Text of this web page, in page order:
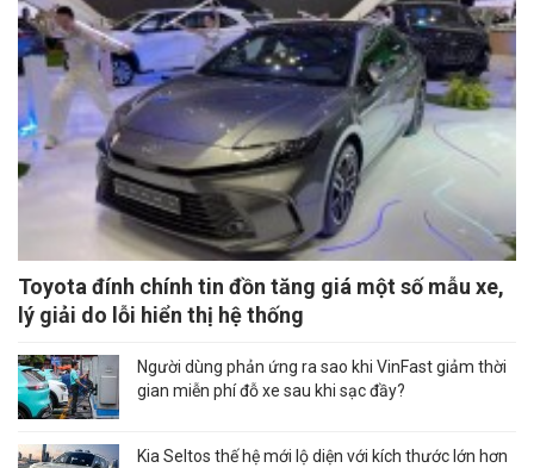
Toyota đính chính tin đồn tăng giá một số mẫu xe,
lý giải do lỗi hiển thị hệ thống
Người dùng phản ứng ra sao khi VinFast giảm thời
gian miễn phí đỗ xe sau khi sạc đầy?
Kia Seltos thế hệ mới lộ diện với kích thước lớn hơn